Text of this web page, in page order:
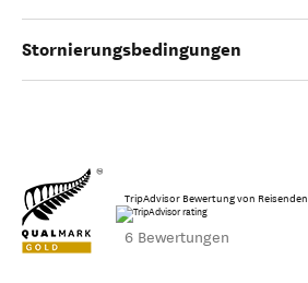
Stornierungsbedingungen
TripAdvisor Bewertung von Reisenden
6 Bewertungen